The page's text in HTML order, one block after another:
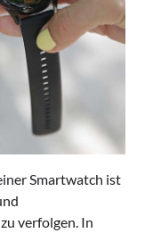
Smartwatch ist
verfolgen. In